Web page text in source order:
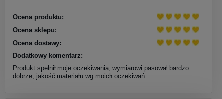
Ocena produktu:
Ocena sklepu:
Ocena dostawy:
Dodatkowy komentarz:
Produkt spełnił moje oczekiwania, wymiarowi pasował bardzo
dobrze, jakość materiału wg moich oczekiwań.